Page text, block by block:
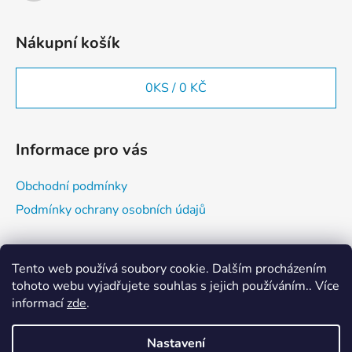
Tento web používá soubory cookie. Dalším procházením
tohoto webu vyjadřujete souhlas s jejich používáním.. Více
informacízde.
Nastavení
i
s
Nákupní košík
0KS /0 KČ
Informace pro vás
Obchodní podmínky
Podmínky ochrany osobních údajů
Vyhledávání